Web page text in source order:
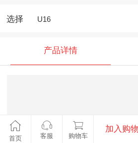
选择 U16
产品详情
首页 客服 购物车
加入购